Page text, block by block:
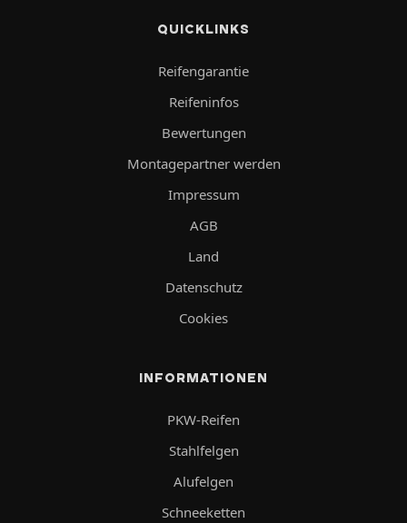
QUICKLINKS
Reifengarantie
Reifeninfos
Bewertungen
Montagepartner werden
Impressum
AGB
Land
Datenschutz
Cookies
INFORMATIONEN
PKW-Reifen
Stahlfelgen
Alufelgen
Schneeketten